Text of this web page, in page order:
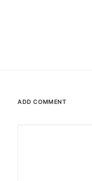
ADD COMMENT